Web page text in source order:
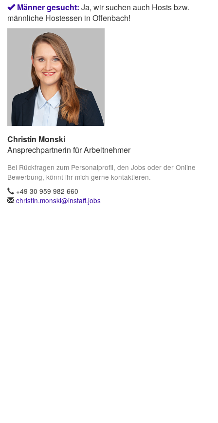
Männer gesucht: Ja, wir suchen auch Hosts bzw.
männliche Hostessen in Offenbach!
Christin Monski
Ansprechpartnerin für Arbeitnehmer
Bei Rückfragen zum Personalprofil, den Jobs oder der Online
Bewerbung, könnt ihr mich gerne kontaktieren.
+49 30 959 982 660
christin.monski@instaff.jobs